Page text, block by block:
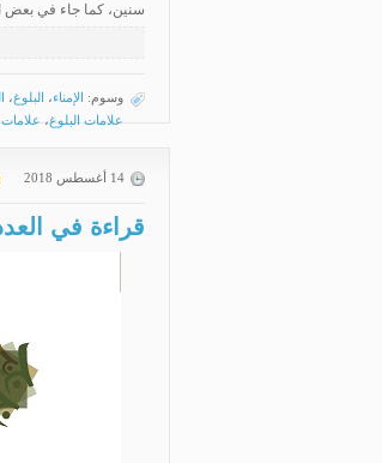
سنين، كما جاء في بعض
وسوم: الإمناء، البلوغ،
علامات البلوغ،
14 أغسطس 2018
قراءة في العدد (47) من مجلة الاجتهاد